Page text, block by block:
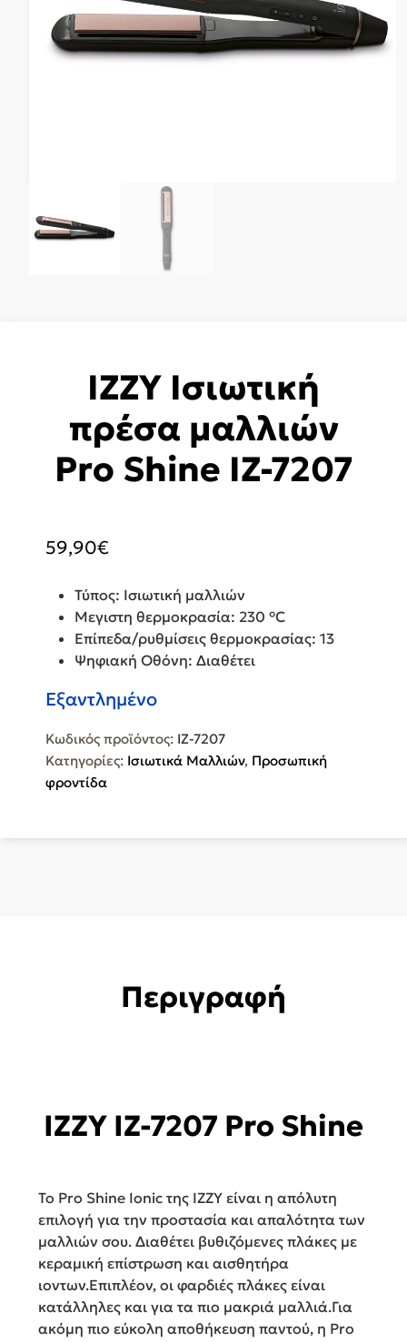
IZZY Ισιωτική
πρέσα μαλλιών
Pro Shine IZ-7207
59,90€
Τύπος: Ισιωτική μαλλιών
Μεγιστη θερμοκρασία: 230 °C
Επίπεδα/ρυθμίσεις θερμοκρασίας: 13
Ψηφιακή Οθόνη: Διαθέτει
Εξαντλημένο
Κωδικός προϊόντος: IZ-7207
Κατηγορίες: Ισιωτικά Μαλλιών, Προσωπική
φροντίδα
Περιγραφή
IZZY IZ-7207 Pro Shine
Το Pro Shine Ionic της ΙΖΖΥ είναι η απόλυτη
επιλογή για την προστασία και απαλότητα των
μαλλιών σου. Διαθέτει βυθιζόμενες πλάκες με
κεραμική επίστρωση και αισθητήρα
ιοντων.Επιπλέον, οι φαρδιές πλάκες είναι
κατάλληλες και για τα πιο μακριά μαλλιά.Για
ακόμη πιο εύκολη αποθήκευση παντού, η Pro